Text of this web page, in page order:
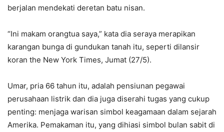
berjalan mendekati deretan batu nisan.
“Ini makam orangtua saya,” kata dia seraya merapikan
karangan bunga di gundukan tanah itu, seperti dilansir
koran the New York Times, Jumat (27/5).
Umar, pria 66 tahun itu, adalah pensiunan pegawai
perusahaan listrik dan dia juga diserahi tugas yang cukup
penting: menjaga warisan simbol keagamaan dalam sejarah
Amerika. Pemakaman itu, yang dihiasi simbol bulan sabit di